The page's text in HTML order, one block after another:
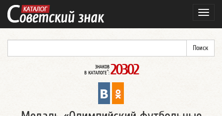
ЗНАКОВ
В КАТАЛОГЕ*: 20302